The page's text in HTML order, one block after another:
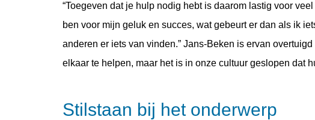
“Toegeven dat je hulp nodig hebt is daarom lastig voor
ben voor mijn geluk en succes, wat gebeurt er dan als ik
anderen er iets van vinden.” Jans-Beken is ervan
elkaar te helpen, maar het is in onze cultuur geslopen dat
Stilstaan bij het onderwerp